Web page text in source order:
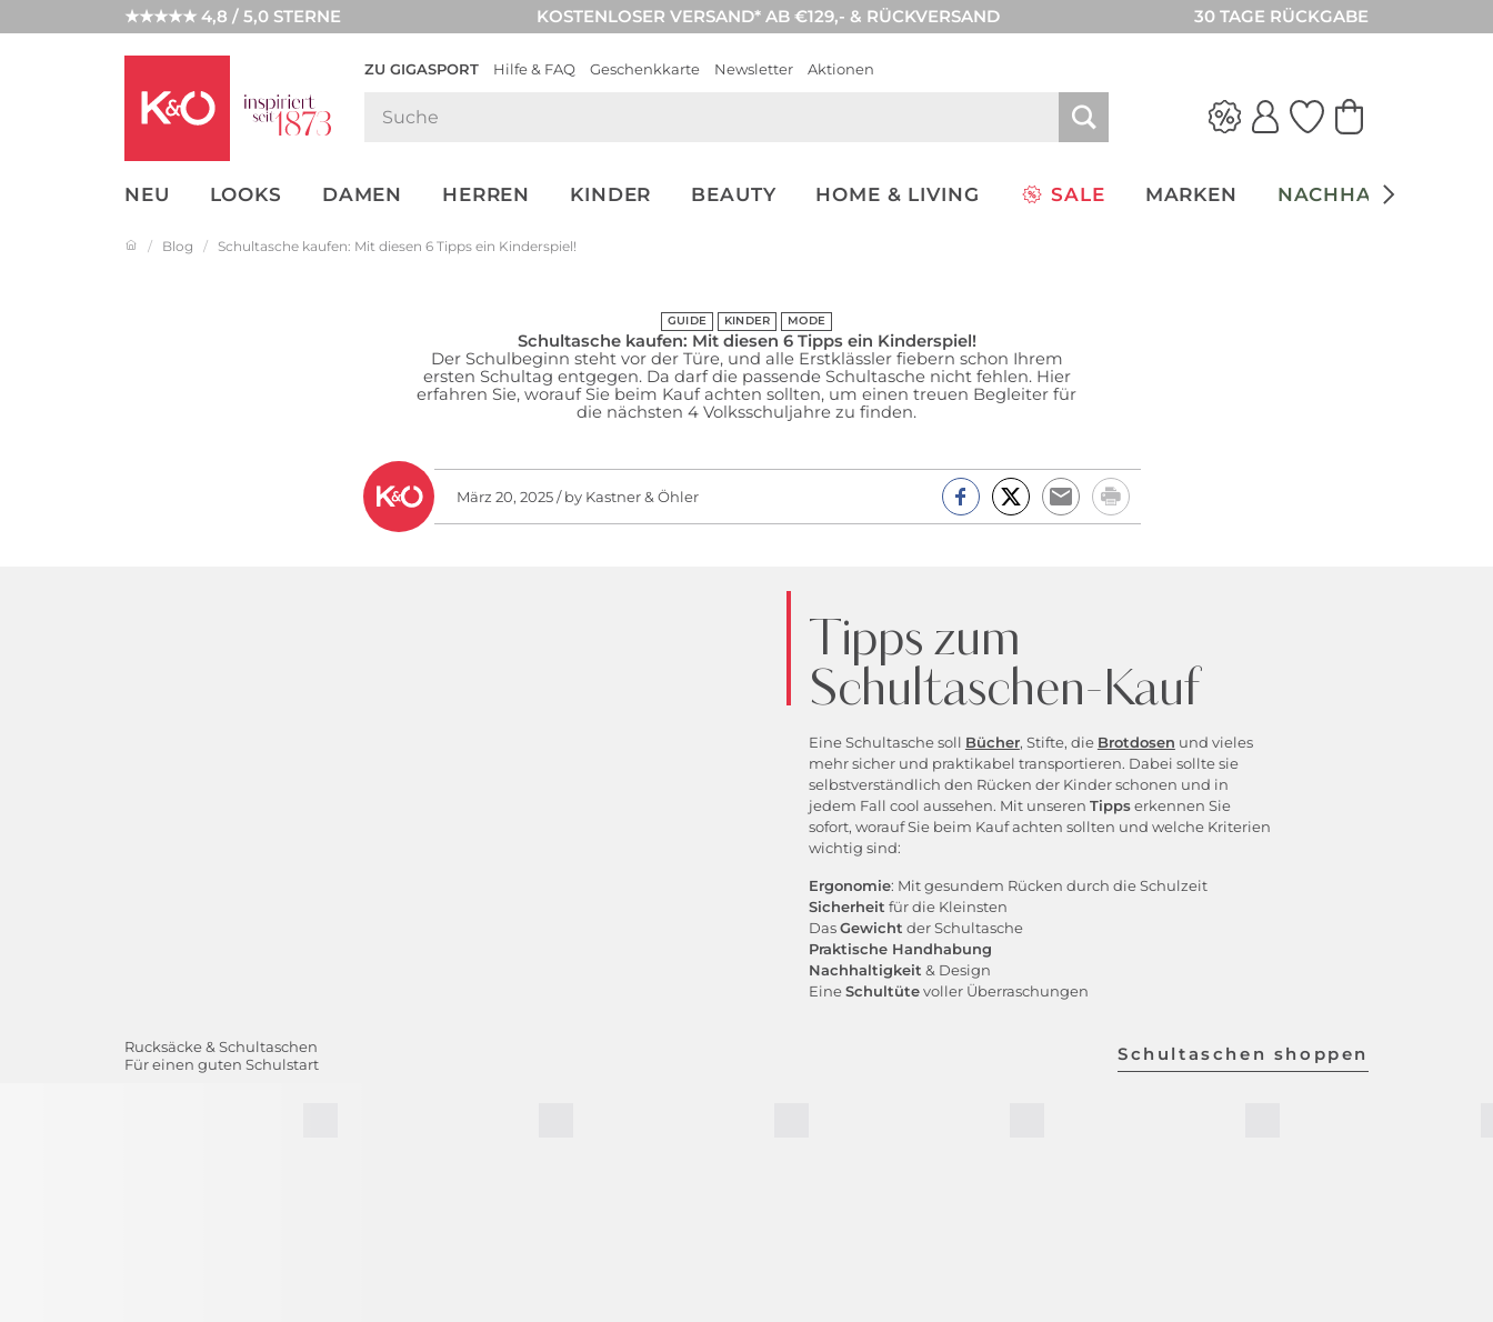
★★★★★ 4,8 / 5,0 STERNE KOSTENLOSER VERSAND* AB €129,- & RÜCKVERSAND 30 TAGE RÜCKGABE
ZU GIGASPORT Hilfe & FAQ Geschenkkarte Newsletter Aktionen
NEU LOOKS DAMEN HERREN KINDER BEAUTY HOME & LIVING SALE MARKEN NACHHALTIGKEIT
NEW IN
WEDDING
Blog Schultasche kaufen: Mit diesen 6 Tipps ein Kinderspiel!
GUIDE KINDER MODE
Schultasche kaufen: Mit diesen 6 Tipps ein Kinderspiel!
Der Schulbeginn steht vor der Türe, und alle Erstklässler fiebern schon Ihrem
ersten Schultag entgegen. Da darf die passende Schultasche nicht fehlen. Hier
erfahren Sie, worauf Sie beim Kauf achten sollten, um einen treuen Begleiter für
die nächsten 4 Volksschuljahre zu finden.
März 20, 2025 / by Kastner & Öhler
Tipps zum
Schultaschen-Kauf
Eine Schultasche soll Bücher, Stifte, die Brotdosen und vieles
mehr sicher und praktikabel transportieren. Dabei sollte sie
selbstverständlich den Rücken der Kinder schonen und in
jedem Fall cool aussehen. Mit unseren Tippserkennen Sie
sofort, worauf Sie beim Kauf achten sollten und welche Kriterien
wichtig sind:
Ergonomie: Mit gesundem Rücken durch die Schulzeit
Sicherheit für die Kleinsten
DasGewicht der Schultasche
Praktische Handhabung
Nachhaltigkeit & Design
EineSchultütevoller Überraschungen
Rucksäcke & Schultaschen
Für einen guten Schulstart
Schultaschen shoppen